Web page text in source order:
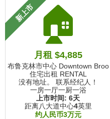
新上市🏠
月租 $4,885
布鲁克林市中心 Downtown
住宅出租 RENTAL
没有地址。 联系经纪人！
一房一厅一厨一浴
上市时间: 6天
距离八大道中心4英里
约人民币3万元